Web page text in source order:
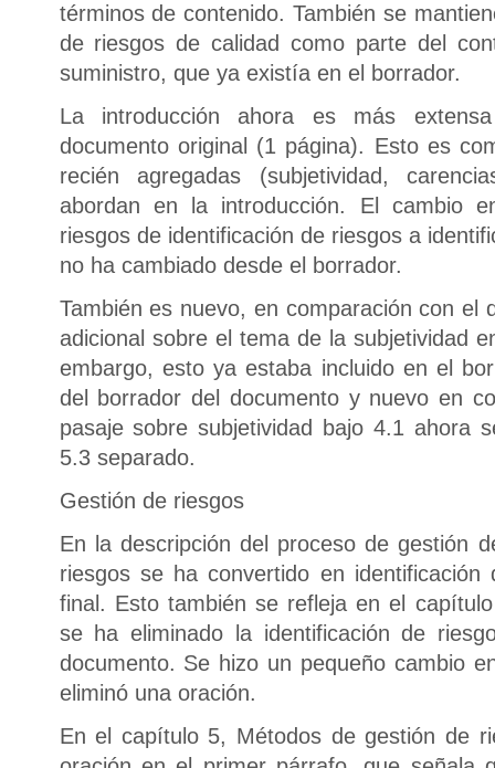
términos de contenido. También se
de riesgos de calidad como parte del
suministro, que ya existía en el borrador.
La introducción ahora es más
documento original (1 página). Esto es
recién agregadas (subjetividad,
abordan en la introducción. El cambio
riesgos de identificación de riesgos a
no ha cambiado desde el borrador.
También es nuevo, en comparación con el
adicional sobre el tema de la subjetividad
embargo, esto ya estaba incluido en el
del borrador del documento y nuevo en
pasaje sobre subjetividad bajo 4.1 ahora
5.3 separado.
Gestión de riesgos
En la descripción del proceso de gestión
riesgos se ha convertido en
final. Esto también se refleja en el
se ha eliminado la identificación de
documento. Se hizo un pequeño cambio
eliminó una oración.
En el capítulo 5, Métodos de gestión de